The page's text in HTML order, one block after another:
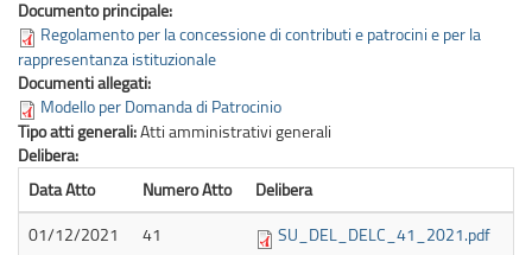
Documento principale:
Regolamento per la concessione di contributi e patrocini e per la
rappresentanza istituzionale
Documenti allegati:
Modello per Domanda di Patrocinio
Tipo atti generali:Atti amministrativi generali
Delibera:
Data Atto
Numero Atto
Delibera
01/12/2021
41 SU_DEL_DELC_41_2021.pdf